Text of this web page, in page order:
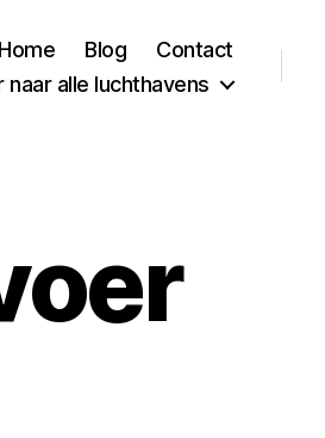
Home Blog
Contact
alle luchthavens